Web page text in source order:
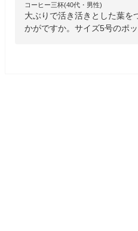
コーヒー三杯(40代・男性)
大ぶりで活き活きとした葉を
かがですか。サイズ5号のポ